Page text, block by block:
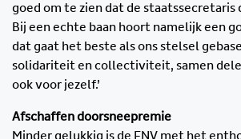
goed om te zien dat de
Bij een echte baan hoort namelijk een
dat gaat het beste als ons stelsel
solidariteit en collectiviteit, samen
ook voor jezelf.’
Afschaffen doorsneepremie
Minder gelukkig is de FNV met het